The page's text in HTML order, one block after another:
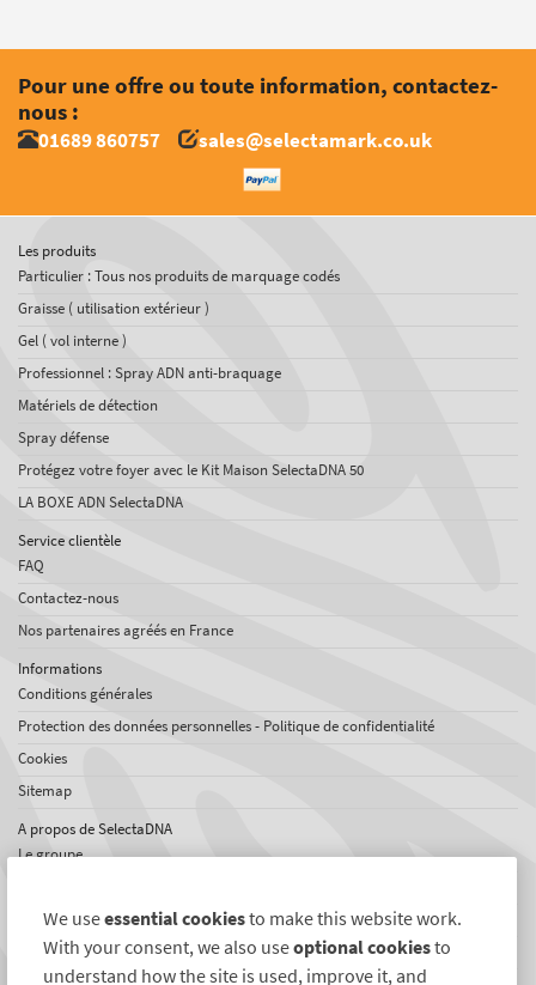
Pour une offre ou toute information, contactez-
nous :
01689 860757 sales@selectamark.co.uk
Les produits
Particulier : Tous nos produits de marquage codés
Graisse ( utilisation extérieur )
Gel ( vol interne )
Professionnel : Spray ADN anti-braquage
Matériels de détection
Spray défense
Protégez votre foyer avec le Kit Maison SelectaDNA 50
LA BOXE ADN SelectaDNA
Service clientèle
FAQ
Contactez-nous
Nos partenaires agréés en France
Informations
Conditions générales
Protection des données personnelles - Politique de confidentialité
Cookies
Sitemap
A propos de SelectaDNA
Le groupe
Témoignages
Réseaux international
We useessential cookiesto make this website work.
With your consent, we also useoptional cookiesto
understand how the site is used, improve it, and